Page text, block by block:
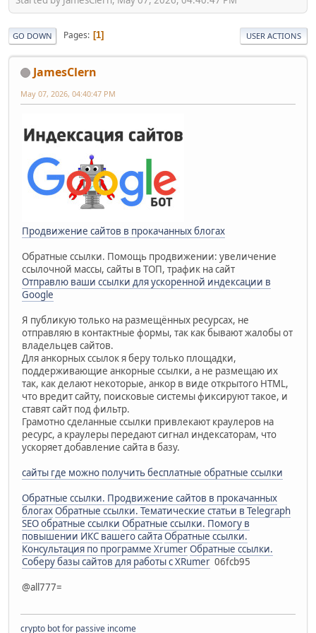
GO DOWN Pages 1 USER ACTIONS
JamesClern
May 07, 2026, 04:40:47 PM
Продвижение сайтов в прокачанных блогах
Обратные ссылки. Помощь продвижении: увеличение
ссылочной массы, сайты в ТОП, трафик на сайт
Отправлю ваши ссылки для ускоренной индексации в
Google
Я публикую только на размещённых ресурсах, не
отправляю в контактные формы, так как бывают жалобы от
владельцев сайтов.
Для анкорных ссылок я беру только площадки,
поддерживающие анкорные ссылки, а не размещаю их
так, как делают некоторые, анкор в виде открытого HTML,
что вредит сайту, поисковые системы фиксируют такое, и
ставят сайт под фильтр.
Грамотно сделанные ссылки привлекают краулеров на
ресурс, а краулеры передают сигнал индексаторам, что
ускоряет добавление сайта в базу.
сайты где можно получить бесплатные обратные ссылки
Обратные ссылки. Продвижение сайтов в прокачанных
блогахОбратные ссылки. Тематические статьи в Telegraph
SEO обратные ссылки Обратные ссылки. Помогу в
повышении ИКС вашего сайтаОбратные ссылки.
Консультация по программе XrumerОбратные ссылки.
Соберу базы сайтов для работы с XRumer 06fcb95
@all777=
crypto bot for passive income